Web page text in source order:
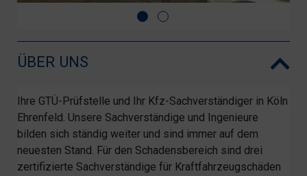
ÜBER UNS
Ihre GTÜ-Prüfstelle und Ihr Kfz-Sachverständiger in Köln
Ehrenfeld. Unsere Sachverständige und Ingenieure
bilden sich ständig weiter und sind immer auf dem
neuesten Stand. Für den Schadensbereich sind drei
zertifizierte Sachverständige für Kraftfahrzeugschäden